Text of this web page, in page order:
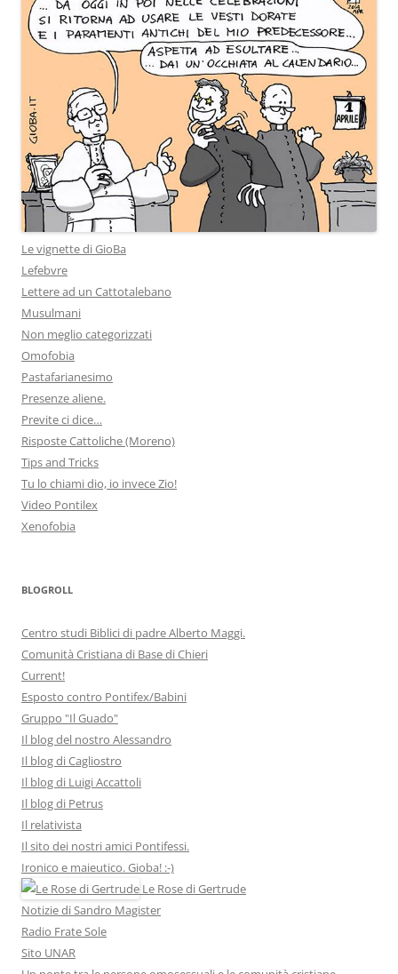
Le vignette di GioBa
Lefebvre
Lettere ad un Cattotalebano
Musulmani
Non meglio categorizzati
Omofobia
Pastafarianesimo
Presenze aliene.
Previte ci dice…
Risposte Cattoliche (Moreno)
Tips and Tricks
Tu lo chiami dio, io invece Zio!
Video Pontilex
Xenofobia
BLOGROLL
Centro studi Biblici di padre Alberto Maggi.
Comunità Cristiana di Base di Chieri
Current!
Esposto contro Pontifex/Babini
Gruppo "Il Guado"
Il blog del nostro Alessandro
Il blog di Cagliostro
Il blog di Luigi Accattoli
Il blog di Petrus
Il relativista
Il sito dei nostri amici Pontifessi.
Ironico e maieutico. Gioba! :-)
Le Rose di Gertrude
Notizie di Sandro Magister
Radio Frate Sole
Sito UNAR